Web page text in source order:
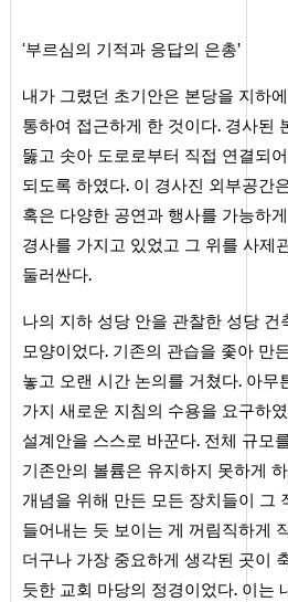
‘부르심의 기적과 응답의 은총’
내가 그렸던 초기안은 본당을 지하
통하여 접근하게 한 것이다. 경사된
뚫고 솟아 도로로부터 직접 연결되
되도록 하였다. 이 경사진 외부공간
혹은 다양한 공연과 행사를 가능하
경사를 가지고 있었고 그 위를 사제
둘러싼다.
나의 지하 성당 안을 관찰한 성당 건
모양이었다. 기존의 관습을 좇아 만
놓고 오랜 시간 논의를 거쳤다. 아무
가지 새로운 지침의 수용을 요구하
설계안을 스스로 바꾼다. 전체 규모
기존안의 볼륨은 유지하지 못하게
개념을 위해 만든 모든 장치들이 그
들어내는 듯 보이는 게 꺼림직하게
더구나 가장 중요하게 생각된 곳이
듯한 교회 마당의 정경이었다. 이는